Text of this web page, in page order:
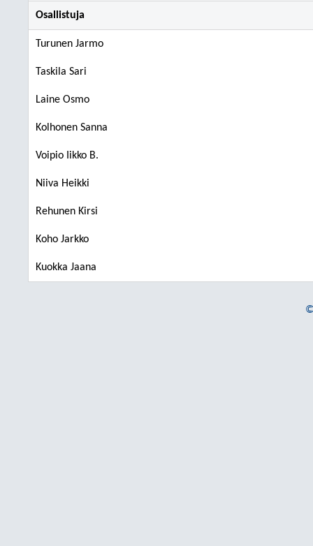
Osallistuja
Turunen Jarmo
Taskila Sari
Laine Osmo
Kolhonen Sanna
Voipio Iikko B.
Niiva Heikki
Rehunen Kirsi
Koho Jarkko
Kuokka Jaana